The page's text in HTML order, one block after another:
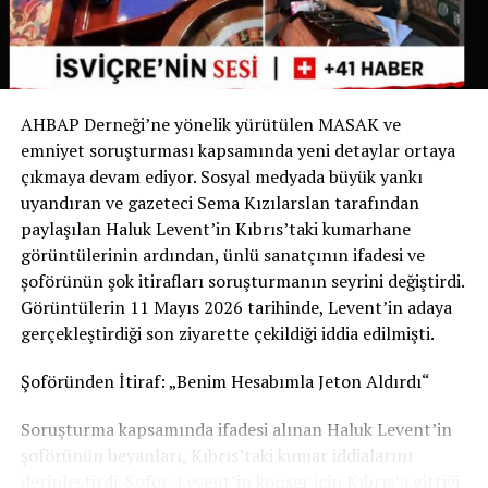
yalnızca dışkıyı temizlemekle yükümlüyken, Chiasso
Belediyesi bu zorunluluğu idrarı da kapsayacak şekilde
genişleten ilk belediye oldu.
Yetkililer, uygulamanın başarılı olması halinde benzer
düzenlemelerin diğer İsviçre belediyelerinde de
gündeme gelebileceğini belirtiyor.
Sizce bu uygulama tüm İsviçre’de uygulanmalı mı?
Görüşlerinizi yorumlarda paylaşabilirsiniz.
Kaynak: İsviçre Devlet Televizyonu RSI
AHBAP Derneği’ne yönelik yürütülen MASAK ve
emniyet soruşturması kapsamında yeni detaylar ortaya
çıkmaya devam ediyor. Sosyal medyada büyük yankı
uyandıran ve gazeteci Sema Kızılarslan tarafından
paylaşılan Haluk Levent’in Kıbrıs’taki kumarhane
görüntülerinin ardından, ünlü sanatçının ifadesi ve
şoförünün şok itirafları soruşturmanın seyrini değiştirdi.
Görüntülerin 11 Mayıs 2026 tarihinde, Levent’in adaya
gerçekleştirdiği son ziyarette çekildiği iddia edilmişti.
Şoföründen İtiraf: „Benim Hesabımla Jeton Aldırdı“
Soruşturma kapsamında ifadesi alınan Haluk Levent’in
şoförünün beyanları, Kıbrıs’taki kumar iddialarını